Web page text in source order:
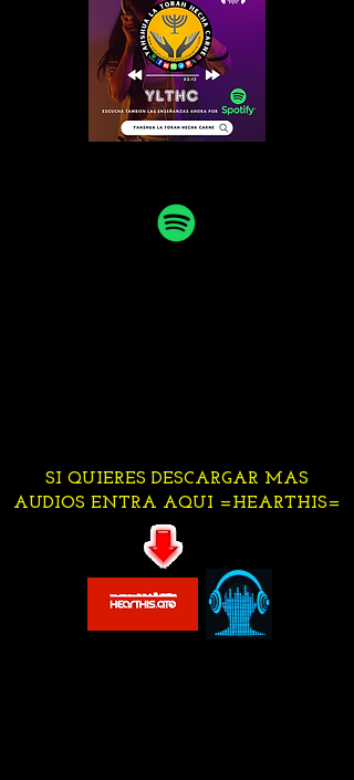
SI QUIERES DESCARGAR MAS
AUDIOS ENTRA AQUI =HEARTHIS=